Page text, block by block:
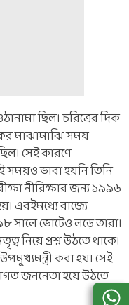
ছিল। চরিত্রের দিক
মাঝামাঝি সময়
সেই কারণে
সময়ও ভাবা হয়নি তিনি
নীরিক্ষার জন্য ১৯৯৬
এরইমধ্যে রাজ্যে
ভোটেও লড়ে তারা।
নিয়ে প্রশ্ন উঠতে থাকে।
করা হয়। সেই
জননেতা হয়ে উঠতে